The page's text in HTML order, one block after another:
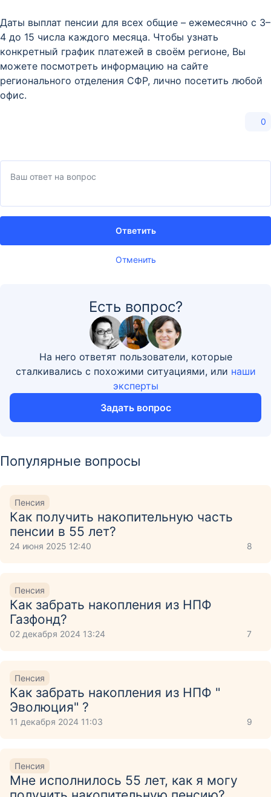
Даты выплат пенсии для всех общие – ежемесячно с 3–
4 до 15 числа каждого месяца. Чтобы узнать
конкретный график платежей в своём регионе, Вы
можете посмотреть информацию на сайте
регионального отделения СФР, лично посетить любой
офис.
0
Отменить
Ответить
Есть вопрос?
На него ответят пользователи, которые
сталкивались с похожими ситуациями, или наши
эксперты
Задать вопрос
Популярные вопросы
Пенсия
Как получить накопительную часть
пенсии в 55 лет?
24 июня 2025 12:40 8
Пенсия
Как забрать накопления из НПФ
Газфонд?
02 декабря 2024 13:24 7
Пенсия
Как забрать накопления из НПФ "
Эволюция" ?
11 декабря 2024 11:03 9
Пенсия
Мне исполнилось 55 лет, как я могу